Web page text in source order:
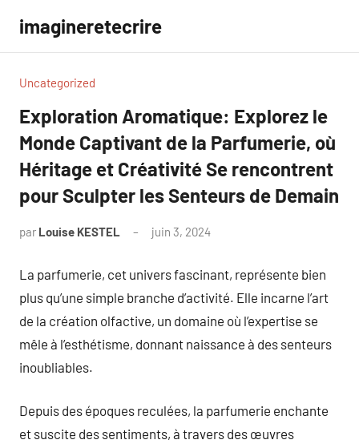
contenu
imagineretecrire
Uncategorized
Exploration Aromatique: Explorez le
Monde Captivant de la Parfumerie, où
Héritage et Créativité Se rencontrent
pour Sculpter les Senteurs de Demain
par Louise KESTEL juin 3, 2024
La parfumerie, cet univers fascinant, représente bien
plus qu’une simple branche d’activité. Elle incarne l’art
de la création olfactive, un domaine où l’expertise se
mêle à l’esthétisme, donnant naissance à des senteurs
inoubliables.
Depuis des époques reculées, la parfumerie enchante
et suscite des sentiments, à travers des œuvres